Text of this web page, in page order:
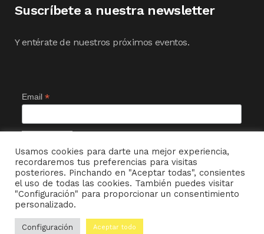
Suscríbete a nuestra newsletter
Y entérate de nuestros próximos eventos.
Email *
© MI CHAMBERGO DE ENTRETIEMPO ~ 2022
Usamos cookies para darte una mejor experiencia,
recordaremos tus preferencias para visitas
posteriores. Pinchando en "Aceptar todas", consientes
el uso de todas las cookies. También puedes visitar
"Configuración" para proporcionar un consentimiento
personalizado.
Configuración Aceptar todo